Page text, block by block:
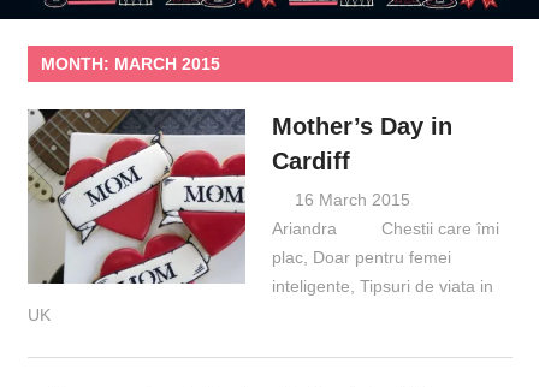
MONTH: MARCH 2015
Mother’s Day in
Cardiff
16 March 2015
Ariandra
Chestii care îmi
plac, Doar pentru femei
inteligente,Tipsuri de viata in
UK